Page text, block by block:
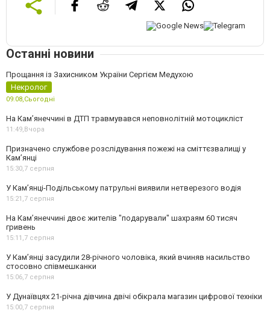
Останні новини
Прощання із Захисником України Сергієм Медухою
Некролог
09:08,Сьогодні
На Кам’янеччині в ДТП травмувався неповнолітній мотоцикліст
11:49,Вчора
Призначено службове розслідування пожежі на сміттєзвалищі у
Кам’янці
15:30,7 серпня
У Кам’янці-Подільському патрульні виявили нетверезого водія
15:21,7 серпня
На Камʼянеччині двоє жителів "подарували" шахраям 60 тисяч
гривень
15:11,7 серпня
У Камʼянці засудили 28-річного чоловіка, який вчиняв насильство
стосовно співмешканки
15:06,7 серпня
У Дунаївцях 21-річна дівчина двічі обікрала магазин цифрової техніки
15:00,7 серпня